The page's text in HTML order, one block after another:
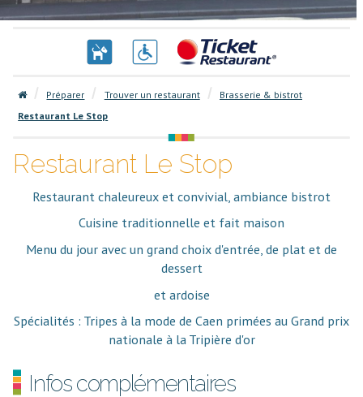
Préparer Trouver un restaurant
Brasserie & bistrot
Restaurant Le Stop
Restaurant Le Stop
Restaurant chaleureux et convivial, ambiance bistrot
Cuisine traditionnelle et fait maison
Menu du jour avec un grand choix d'entrée, de plat et de
dessert
et ardoise
Spécialités : Tripes à la mode de Caen primées au Grand prix
nationale à la Tripière d'or
Infos complémentaires